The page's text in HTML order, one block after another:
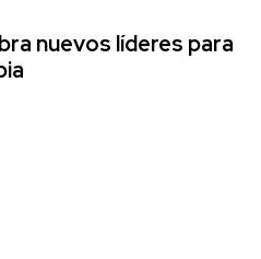
nuevos líderes para